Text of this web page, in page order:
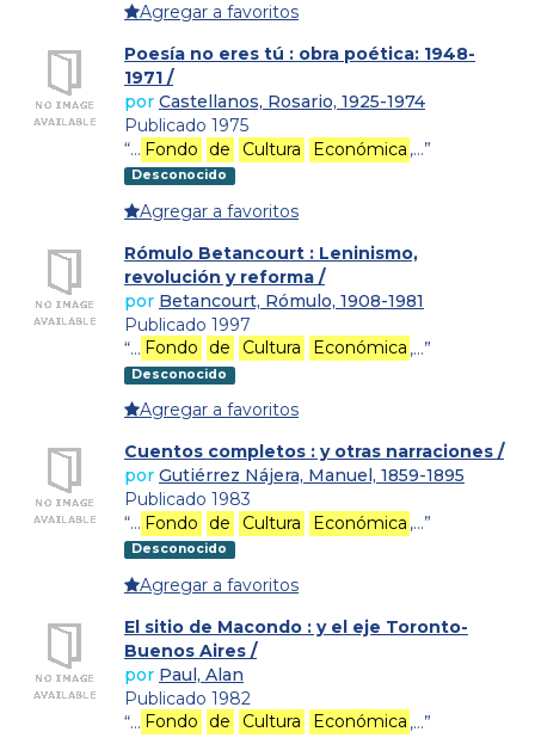
Agregar a favoritos
Poesía no eres tú : obra poética: 1948-
1971 /
por Castellanos, Rosario, 1925-1974
Publicado 1975
“… Fondo de Cultura Económica ,…”
Desconocido
Agregar a favoritos
Rómulo Betancourt : Leninismo,
revolución y reforma /
por Betancourt, Rómulo, 1908-1981
Publicado 1997
“… Fondo de Cultura Económica ,…”
Desconocido
Agregar a favoritos
Cuentos completos : y otras narraciones /
por Gutiérrez Nájera, Manuel, 1859-1895
Publicado 1983
“… Fondo de Cultura Económica ,…”
Desconocido
Agregar a favoritos
El sitio de Macondo : y el eje Toronto-
Buenos Aires /
por Paul, Alan
Publicado 1982
“… Fondo de Cultura Económica ,…”